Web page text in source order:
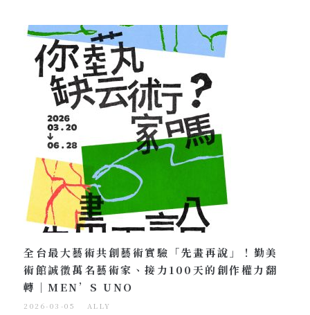
全台最大藝術共創藝術實驗「先畫再說」！勤美
術館誠徵萬名藝術家、接力100天的創作權力翻
轉｜MEN’S UNO
2026-03-05 ALLY